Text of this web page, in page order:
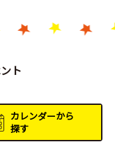
ト
カレンダーから
探す